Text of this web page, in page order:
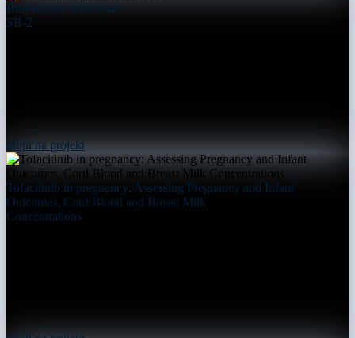
Biosimilární infliximab
SB-2
přejít na projekt
Tofacitinib in pregnancy: Assessing Pregnancy and Infant
Outcomes, Cord Blood and Breast Milk
Concentrations